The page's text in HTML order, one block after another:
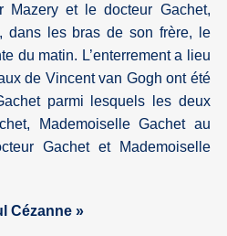
Mazery et le docteur Gachet,
dans les bras de son frère, le
du matin. L’enterrement a lieu
de Vincent van Gogh ont été
parmi lesquels les deux
Mademoiselle Gachet au
Gachet et Mademoiselle
Cézanne »